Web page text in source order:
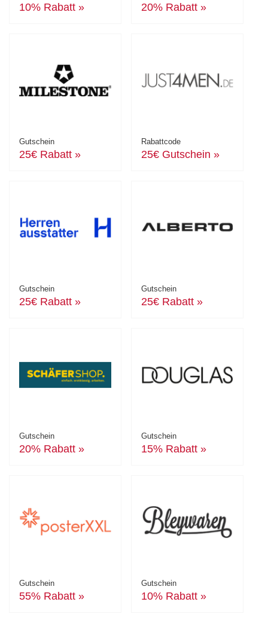
10% Rabatt » 20% Rabatt »
Gutschein
25€ Rabatt »
Rabattcode
25€ Gutschein »
Gutschein
25€ Rabatt »
Gutschein
25€ Rabatt »
Gutschein
20% Rabatt »
Gutschein
15% Rabatt »
Gutschein
55% Rabatt »
Gutschein
10% Rabatt »